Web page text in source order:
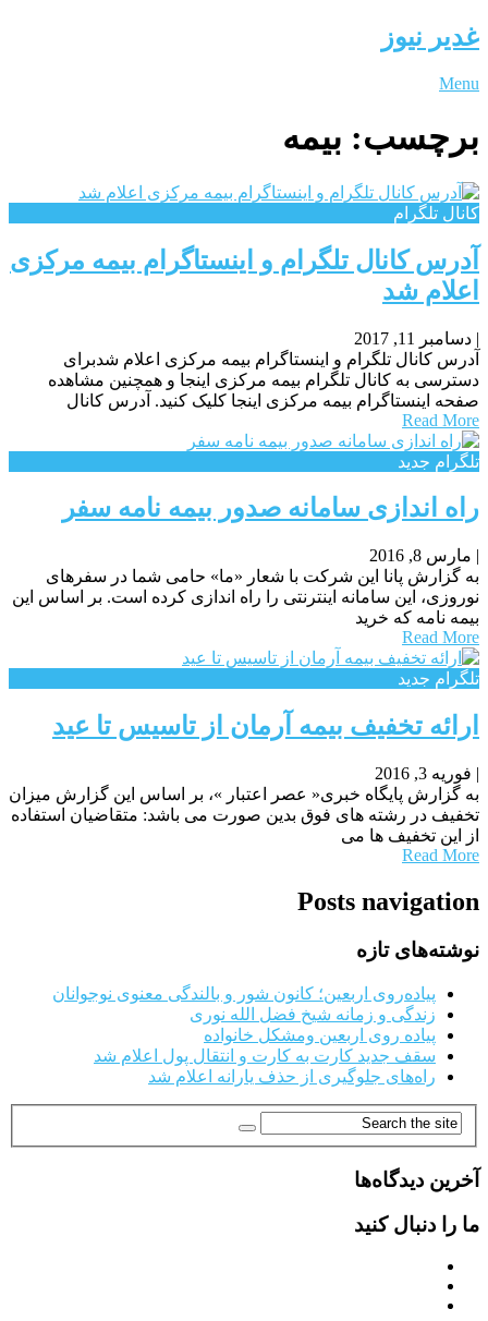
غدیر نیوز
Menu
برچسب: بیمه
کانال تلگرام
آدرس کانال تلگرام و اینستاگرام بیمه مرکزی
اعلام شد
| دسامبر 11, 2017
آدرس کانال تلگرام و اینستاگرام بیمه مرکزی اعلام شدبرای
دسترسی به کانال تلگرام بیمه مرکزی اینجا و همچنین مشاهده
صفحه اینستاگرام بیمه مرکزی اینجا کلیک کنید. آدرس کانال
Read More
تلگرام جدید
راه اندازی سامانه صدور بیمه نامه سفر
| مارس 8, 2016
به گزارش پانا این شرکت با شعار «ما» حامی شما در سفرهای
نوروزی، این سامانه اینترنتی را راه اندازی کرده است. بر اساس این
بیمه نامه که خرید
Read More
تلگرام جدید
ارائه تخفیف بیمه آرمان از تاسیس تا عید
| فوریه 3, 2016
به گزارش پایگاه خبری« عصر اعتبار »، بر اساس این گزارش میزان
تخفیف در رشته های فوق بدین صورت می باشد: متقاضیان استفاده
از این تخفیف ها می
Read More
Posts navigation
نوشته‌های تازه
پیاده‌روی اربعین؛ کانون شور و بالندگی معنوی نوجوانان
زندگی و زمانه شیخ فضل الله نوری
پیاده روی اربعین ومشکل خانواده
سقف جدید کارت به کارت و انتقال پول اعلام شد
راه‌های جلوگیری از حذف یارانه اعلام شد
آخرین دیدگاه‌ها
ما را دنبال کنید